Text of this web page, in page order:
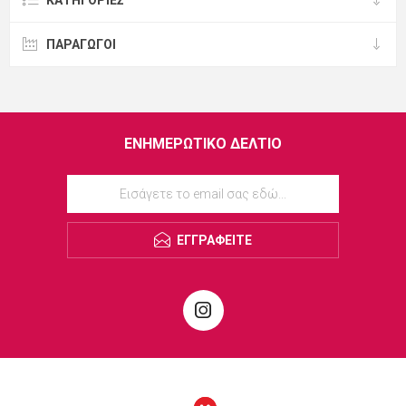
ΠΑΡΑΓΩΓΟΙ
ΕΝΗΜΕΡΩΤΙΚΌ ΔΕΛΤΊΟ
ΕΓΓΡΑΦΕΊΤΕ